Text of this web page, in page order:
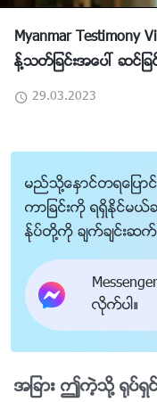
Myanmar
န႔္သတ္ျခင္းအေပၚ ဆင္ျ
29.03.2023
မည္သို႔ေႏွာင္တရေျ
ကာျခင္းကို ရရွိႏိုင္မ
န္ုပ္တို႔ကို ခ်က္ခ်င္းဆက္
လိုက္ပါ။
အျခား ဤကဲ့သို႔ ႐ုပ္ရွ